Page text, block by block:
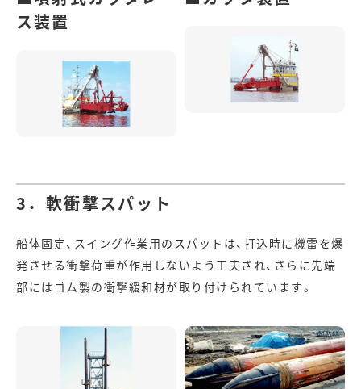
ス装置
3．軟衝撃スパット
船体固定、スイング作業用のスパットは、打込時に機雷を爆
発させる衝撃荷重が作用しないよう工夫され、さらに先端
部にはゴム製の衝撃緩和材が取り付けられています。